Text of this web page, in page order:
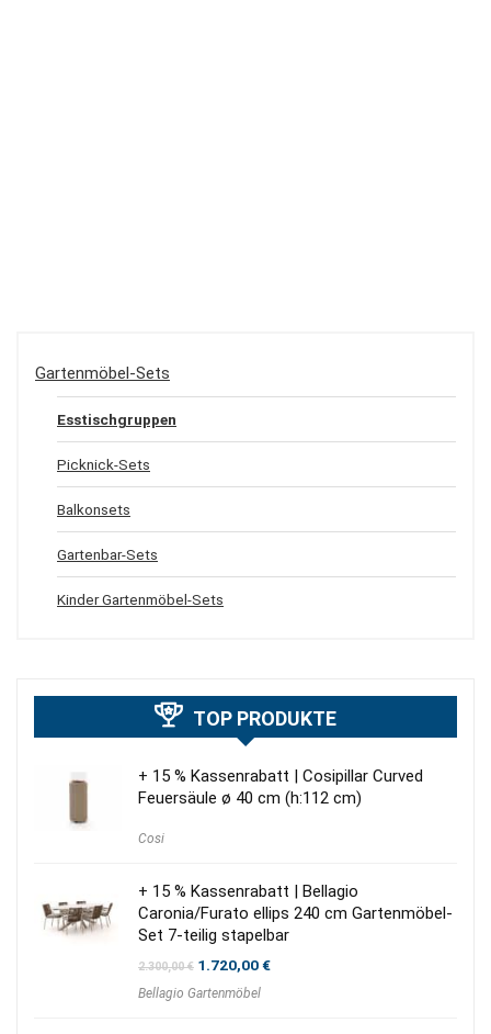
Gartenmöbel-Sets
Esstischgruppen
Picknick-Sets
Balkonsets
Gartenbar-Sets
Kinder Gartenmöbel-Sets
TOP PRODUKTE
+ 15 % Kassenrabatt | Cosipillar Curved
Feuersäule ø 40 cm (h:112 cm)
Cosi
+ 15 % Kassenrabatt | Bellagio
Caronia/Furato ellips 240 cm Gartenmöbel-
Set 7-teilig stapelbar
2.300,00€ Ursprünglicher
war:
1.720,00€Aktueller
Bellagio Gartenmöbel